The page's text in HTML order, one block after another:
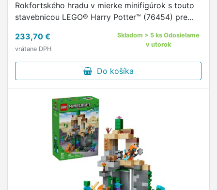
Rokfortského hradu v mierke minifigúrok s touto
stavebnicou LEGO® Harry Potter™ (76454) pre
233,70 €
vrátane DPH
Skladom > 5 ks Odosielame
v utorok
Do košíka